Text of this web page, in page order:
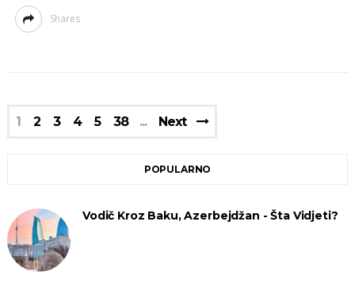
Shares
1 2 3 4 5 38 Next
POPULARNO
Vodič Kroz Baku, Azerbejdžan - Šta Vidjeti?